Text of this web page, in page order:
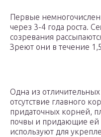
Первые
через 3-4 года роста.
созревания
Зреют они в течение
Одна из
отсутствие главного
придаточных корней,
почвы и придающие ей
используют для